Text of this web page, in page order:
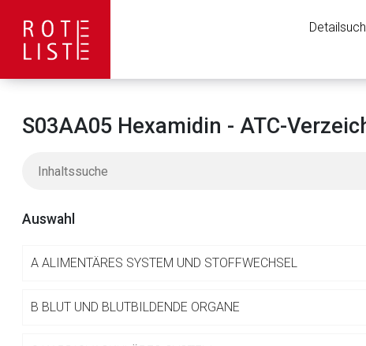
S03AA05 Hexamidin - ATC-
Auswahl
A ALIMENTÄRES SYSTEM UND STOFFWECHSEL
B BLUT UND BLUTBILDENDE ORGANEAufruf einer